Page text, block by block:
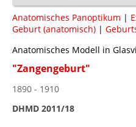
Anatomisches Panoptikum |
Geburt (anatomisch) |
Anatomisches Modell in
"Zangengeburt"
1890 - 1910
DHMD 2011/18